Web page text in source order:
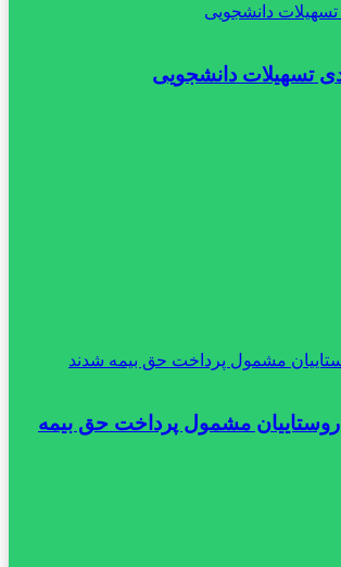
دهک‌های ۶ تا ۱۰ روستاییان مشمول پرداخت حق بیمه